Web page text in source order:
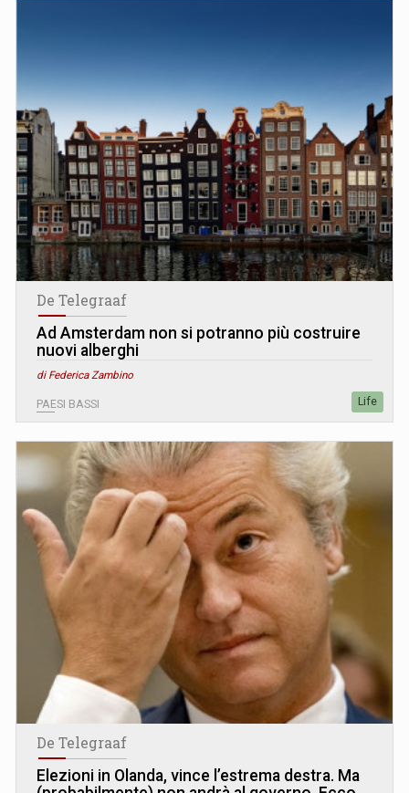
De Telegraaf
Ad Amsterdam non si potranno più costruire
nuovi alberghi
di Federica Zambino
PAESI BASSI Life
De Telegraaf
Elezioni in Olanda, vince l’estrema destra. Ma